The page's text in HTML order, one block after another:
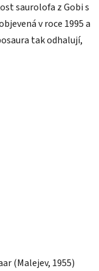
saurolofa z Gobi s
v roce 1995 a
tak odhalují,
(Malejev, 1955)